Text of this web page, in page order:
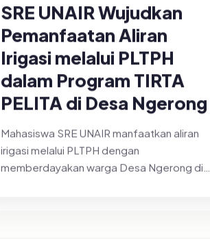
SRE UNAIR Wujudkan
Pemanfaatan Aliran
Irigasi melalui PLTPH
dalam Program TIRTA
PELITA di Desa Ngerong
Mahasiswa SRE UNAIR manfaatkan aliran
irigasi melalui PLTPH dengan
memberdayakan warga Desa Ngerong di